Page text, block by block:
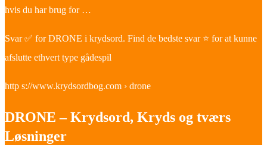
hvis du har brug for …
Svar ✅ for DRONE i krydsord. Find de bedste svar ⭐ for at kunne
afslutte ethvert type gådespil
http s://www.krydsordbog.com › drone
DRONE – Krydsord, Kryds og tværs
Løsninger